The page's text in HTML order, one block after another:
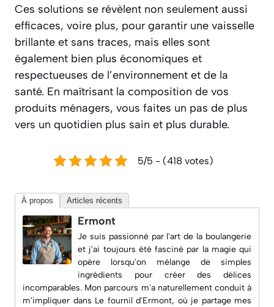
Ces solutions se révèlent non seulement aussi
efficaces, voire plus, pour garantir une vaisselle
brillante et sans traces, mais elles sont
également bien plus économiques et
respectueuses de l’environnement et de la
santé. En maîtrisant la composition de vos
produits ménagers, vous faites un pas de plus
vers un quotidien plus sain et plus durable.
5/5 - (418 votes)
À propos Articles récents
Ermont
Je suis passionné par l'art de la boulangerie
et j'ai toujours été fasciné par la magie qui
opère lorsqu'on mélange de simples
ingrédients pour créer des délices
incomparables. Mon parcours m'a naturellement conduit à
m'impliquer dans Le fournil d'Ermont, où je partage mes